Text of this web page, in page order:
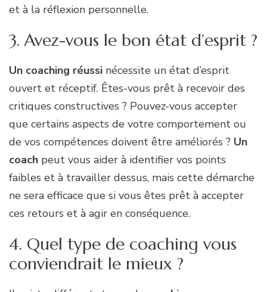
et à la réflexion personnelle.
3. Avez-vous le bon état d’esprit ?
Un coaching réussi nécessite un état d’esprit
ouvert et réceptif. Êtes-vous prêt à recevoir des
critiques constructives ? Pouvez-vous accepter
que certains aspects de votre comportement ou
de vos compétences doivent être améliorés ? Un
coach peut vous aider à identifier vos points
faibles et à travailler dessus, mais cette démarche
ne sera efficace que si vous êtes prêt à accepter
ces retours et à agir en conséquence.
4. Quel type de coaching vous
conviendrait le mieux ?